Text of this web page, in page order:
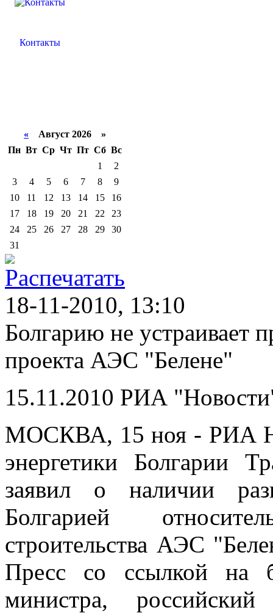
Контакты
« Август 2026 »
Пн Вт Ср Чт Пт Сб Вс
1
2
3
4 5 6 7 8
9
10
11 12 13 14 15
16
17
18 19 20 21 22
23
24
25 26 27 28 29
30
31
18-11-2010, 13:10
Болгарию не устраивает
проекта АЭС "Белене"
15.11.2010 РИА
МОСКВА, 15 ноя - РИА
энергетики Болгарии
заявил о наличии
Болгарией
строительства АЭС
Пресс со ссылкой на
министра,